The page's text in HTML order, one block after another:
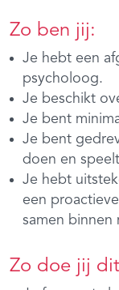
Zo ben jij:
Je hebt een
psycholoog.
Je beschikt
Je bent
Je bent
doen en
Je hebt
een
samen binnen
Zo doe jij